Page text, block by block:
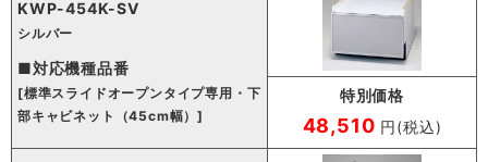
KWP-454K-SV
シルバー
■対応機種品番
[標準スライドオープンタイプ専用・下
部キャビネット（45cm幅）]
特別価格
48,510 円(税込)